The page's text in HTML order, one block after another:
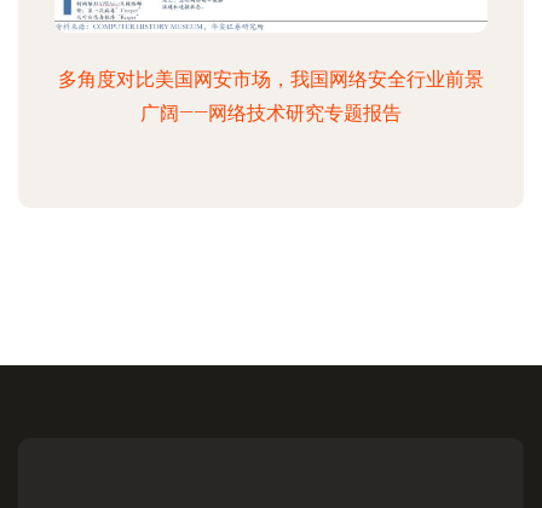
多角度对比美国网安市场，我国网络安全行业前景
广阔——网络技术研究专题报告